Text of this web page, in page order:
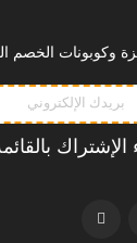
وكوبونات الخصم
الإشتراك